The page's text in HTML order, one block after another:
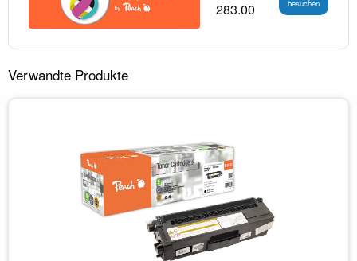
283.00
besuchen
Verwandte Produkte